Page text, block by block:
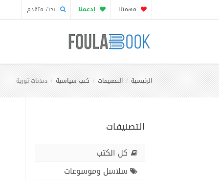
مهمتنا إدعمنا بحث متقدم
الرئيسية التصنيفات كتب سياسية دندنات ثورية
التصنيفات
كل الكتب
سلاسل وموسوعات